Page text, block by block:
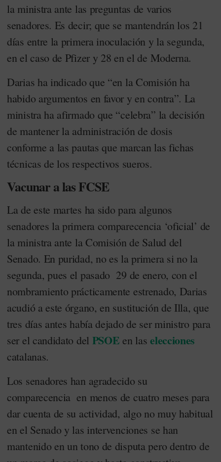
la ministra ante las preguntas de varios
senadores. Es decir; que se mantendrán los 21
días entre la primera inoculación y la segunda,
en el caso de Pfizer y 28 en el de Moderna.
Darias ha indicado que “en la Comisión ha
habido argumentos en favor y en contra”. La
ministra ha afirmado que “celebra” la decisión
de mantener la administración de dosis
conforme a las pautas que marcan las fichas
técnicas de los respectivos sueros.
Vacunar a las FCSE
La de este martes ha sido para algunos
senadores la primera comparecencia ‘oficial’ de
la ministra ante la Comisión de Salud del
Senado. En puridad, no es la primera si no la
segunda, pues el pasado 29 de enero, con el
nombramiento prácticamente estrenado, Darias
acudió a este órgano, en sustitución de Illa, que
tres días antes había dejado de ser ministro para
ser el candidato del PSOE en laselecciones
catalanas.
Los senadores han agradecido su
comparecencia en menos de cuatro meses para
dar cuenta de su actividad, algo no muy habitual
en el Senado y las intervenciones se han
mantenido en un tono de disputa pero dentro de